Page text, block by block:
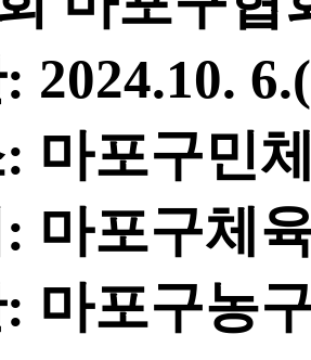
2024.10.
마포구민
마포구체
마포구농